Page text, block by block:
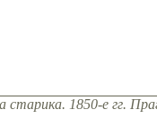
1850-е гг.